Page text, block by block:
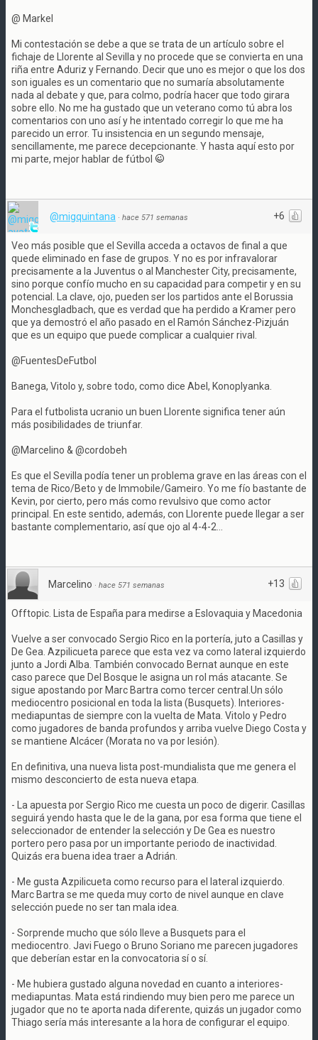
@ Markel
Mi contestación se debe a que se trata de un artículo sobre el
fichaje de Llorente al Sevilla y no procede que se convierta en una
riña entre Aduriz y Fernando. Decir que uno es mejor o que los dos
son iguales es un comentario que no sumaría absolutamente
nada al debate y que, para colmo, podría hacer que todo girara
sobre ello. No me ha gustado que un veterano como tú abra los
comentarios con uno así y he intentado corregir lo que me ha
parecido un error. Tu insistencia en un segundo mensaje,
sencillamente, me parece decepcionante. Y hasta aquí esto por
mi parte, mejor hablar de fútbol
+6
@migquintana · hace 571 semanas
Veo más posible que el Sevilla acceda a octavos de final a que
quede eliminado en fase de grupos. Y no es por infravalorar
precisamente a la Juventus o al Manchester City, precisamente,
sino porque confío mucho en su capacidad para competir y en su
potencial. La clave, ojo, pueden ser los partidos ante el Borussia
Monchesgladbach, que es verdad que ha perdido a Kramer pero
que ya demostró el año pasado en el Ramón Sánchez-Pizjuán
que es un equipo que puede complicar a cualquier rival.
@FuentesDeFutbol
Banega, Vitolo y, sobre todo, como dice Abel, Konoplyanka.
Para el futbolista ucranio un buen Llorente significa tener aún
más posibilidades de triunfar.
@Marcelino & @cordobeh
Es que el Sevilla podía tener un problema grave en las áreas con el
tema de Rico/Beto y de Immobile/Gameiro. Yo me fío bastante de
Kevin, por cierto, pero más como revulsivo que como actor
principal. En este sentido, además, con Llorente puede llegar a ser
bastante complementario, así que ojo al 4-4-2...
+13
Marcelino · hace 571 semanas
Offtopic. Lista de España para medirse a Eslovaquia y Macedonia
Vuelve a ser convocado Sergio Rico en la portería, juto a Casillas y
De Gea. Azpilicueta parece que esta vez va como lateral izquierdo
junto a Jordi Alba. También convocado Bernat aunque en este
caso parece que Del Bosque le asigna un rol más atacante. Se
sigue apostando por Marc Bartra como tercer central.Un sólo
mediocentro posicional en toda la lista (Busquets). Interiores-
mediapuntas de siempre con la vuelta de Mata. Vitolo y Pedro
como jugadores de banda profundos y arriba vuelve Diego Costa y
se mantiene Alcácer (Morata no va por lesión).
En definitiva, una nueva lista post-mundialista que me genera el
mismo desconcierto de esta nueva etapa.
- La apuesta por Sergio Rico me cuesta un poco de digerir. Casillas
seguirá yendo hasta que le de la gana, por esa forma que tiene el
seleccionador de entender la selección y De Gea es nuestro
portero pero pasa por un importante periodo de inactividad.
Quizás era buena idea traer a Adrián.
- Me gusta Azpilicueta como recurso para el lateral izquierdo.
Marc Bartra se me queda muy corto de nivel aunque en clave
selección puede no ser tan mala idea.
- Sorprende mucho que sólo lleve a Busquets para el
mediocentro. Javi Fuego o Bruno Soriano me parecen jugadores
que deberían estar en la convocatoria sí o sí.
- Me hubiera gustado alguna novedad en cuanto a interiores-
mediapuntas. Mata está rindiendo muy bien pero me parece un
jugador que no te aporta nada diferente, quizás un jugador como
Thiago sería más interesante a la hora de configurar el equipo.